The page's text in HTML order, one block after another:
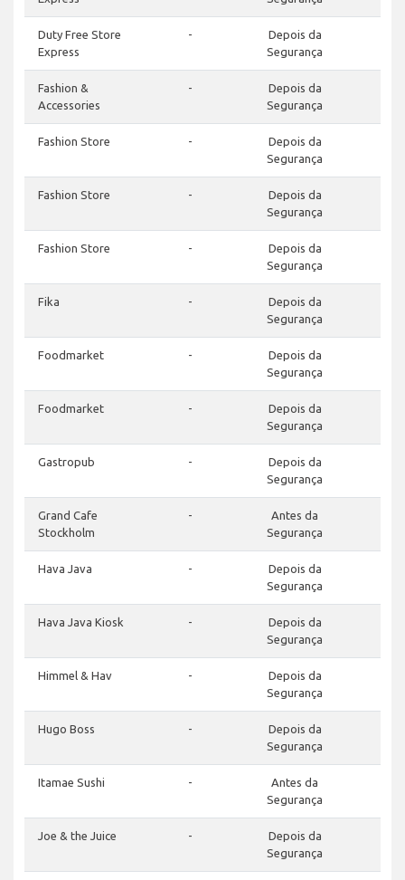
Duty Free Store
Express
-
Depois da
Segurança
Fashion &
Accessories
-
Depois da
Segurança
Fashion Store -
Depois da
Segurança
Fashion Store -
Depois da
Segurança
Fashion Store -
Depois da
Segurança
Fika -
Depois da
Segurança
Foodmarket -
Depois da
Segurança
Foodmarket -
Depois da
Segurança
Gastropub -
Depois da
Segurança
Grand Cafe
Stockholm
-
Antes da
Segurança
Hava Java -
Depois da
Segurança
Hava Java Kiosk -
Depois da
Segurança
Himmel & Hav -
Depois da
Segurança
Hugo Boss -
Depois da
Segurança
Itamae Sushi -
Antes da
Segurança
Joe & the Juice -
Depois da
Segurança